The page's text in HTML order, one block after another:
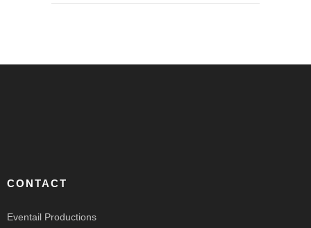
CONTACT
Eventail Productions